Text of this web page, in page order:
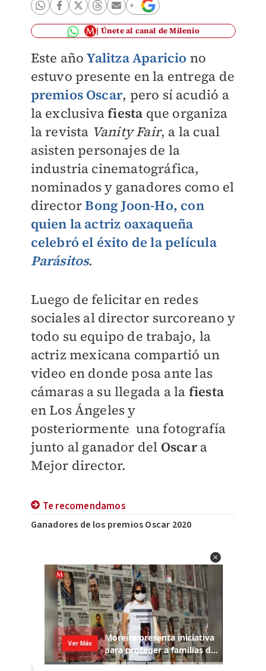
Únete al canal de Milenio
Este añoYalitza Aparicio no
estuvo presente en la entrega de
premios Oscar, pero sí acudió a
la exclusivafiesta que organiza
la revista Vanity Fair, a la cual
asisten personajes de la
industria cinematográfica,
nominados y ganadores como el
directorBong Joon-Ho, con
quien la actriz oaxaqueña
celebró el éxito de la película
Parásitos.
Luego de felicitar en redes
sociales al director surcoreano y
todo su equipo de trabajo, la
actriz mexicana compartió un
video en donde posa ante las
cámaras a su llegada a la fiesta
en Los Ángeles y
posteriormente una fotografía
junto al ganador del Oscara
Mejor director.
Te recomendamos
Ganadores de los premios Oscar 2020